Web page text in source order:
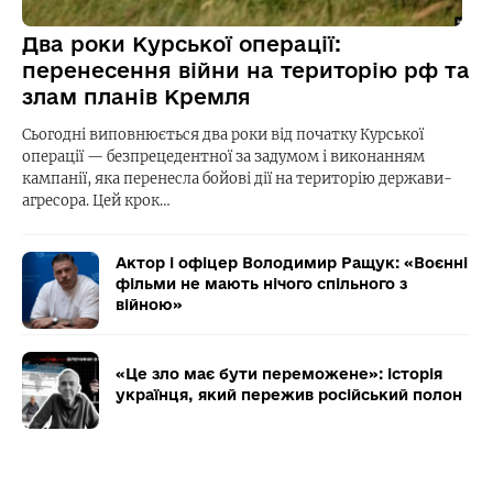
Два роки Курської операції:
перенесення війни на територію рф та
злам планів Кремля
Сьогодні виповнюється два роки від початку Курської
операції — безпрецедентної за задумом і виконанням
кампанії, яка перенесла бойові дії на територію держави-
агресора. Цей крок…
Актор і офіцер Володимир Ращук: «Воєнні
фільми не мають нічого спільного з
війною»
«Це зло має бути переможене»: історія
українця, який пережив російський полон